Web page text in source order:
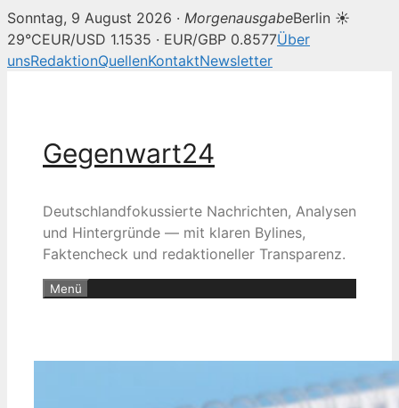
Sonntag, 9 August 2026 · MorgenausgabeBerlin ☀
29°CEUR/USD 1.1535 · EUR/GBP 0.8577Über
unsRedaktionQuellenKontaktNewsletter
Gegenwart24
Deutschlandfokussierte Nachrichten, Analysen
und Hintergründe — mit klaren Bylines,
Faktencheck und redaktioneller Transparenz.
Menü